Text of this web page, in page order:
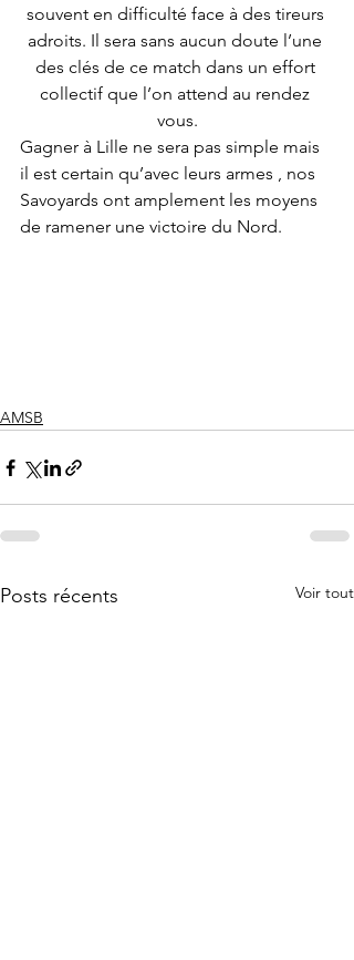
souvent en difficulté face à des tireurs
adroits. Il sera sans aucun doute l’une
des clés de ce match dans un effort
collectif que l’on attend au rendez
vous.
Gagner à Lille ne sera pas simple mais
il est certain qu’avec leurs armes , nos
Savoyards ont amplement les moyens
de ramener une victoire du Nord.
AMSB
Posts récents Voir tout